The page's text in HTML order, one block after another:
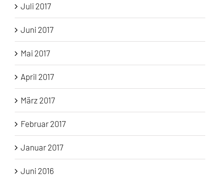
Juli 2017
Juni 2017
Mai 2017
April 2017
März 2017
Februar 2017
Januar 2017
Juni 2016